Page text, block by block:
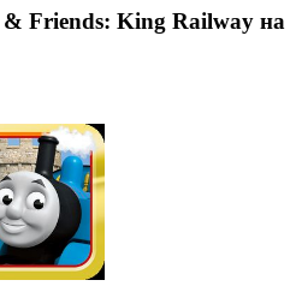
Friends: King Railway на